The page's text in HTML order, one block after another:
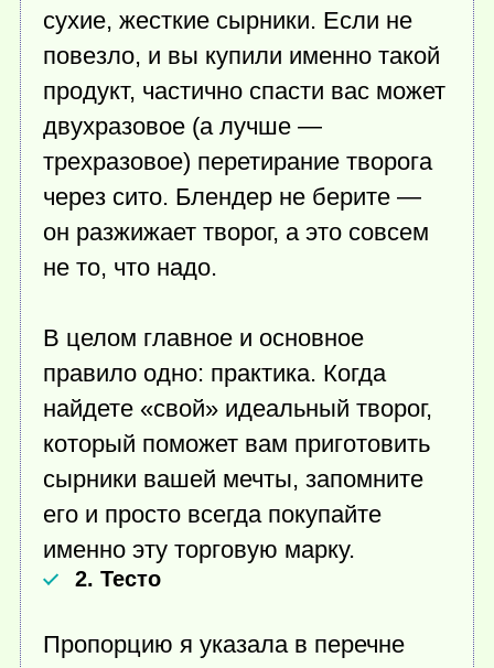
сухие, жесткие сырники. Если не
повезло, и вы купили именно такой
продукт, частично спасти вас может
двухразовое (а лучше —
трехразовое) перетирание творога
через сито. Блендер не берите —
он разжижает творог, а это совсем
не то, что надо.
В целом главное и основное
правило одно: практика. Когда
найдете «свой» идеальный творог,
который поможет вам приготовить
сырники вашей мечты, запомните
его и просто всегда покупайте
именно эту торговую марку.
2. Тесто
Пропорцию я указала в перечне